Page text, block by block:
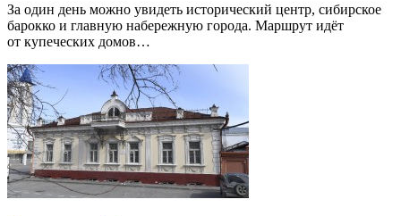
За один день можно увидеть исторический центр, сибирское
барокко и главную набережную города. Маршрут идёт
от купеческих домов…